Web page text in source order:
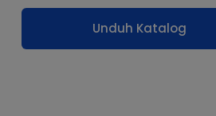
Unduh Katalog